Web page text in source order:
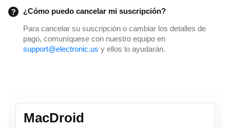
¿Cómo puedo cancelar mi suscripción?
Para cancelar su suscripción o cambiar los detalles de
pago, comuníquese con nuestro equipo en
support@electronic.us y ellos lo ayudarán.
MacDroid